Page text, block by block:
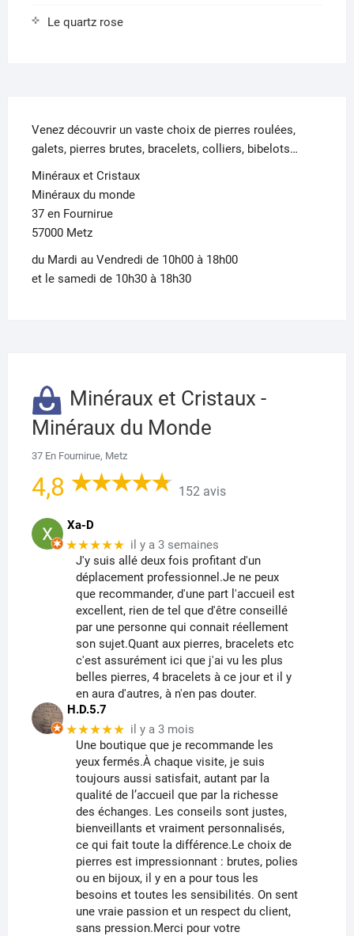
Le quartz rose
Venez découvrir un vaste choix de pierres roulées,
galets, pierres brutes, bracelets, colliers, bibelots…
Minéraux et Cristaux
Minéraux du monde
37 en Fournirue
57000 Metz
du Mardi au Vendredi de 10h00 à 18h00
et le samedi de 10h30 à 18h30
Minéraux et Cristaux -
Minéraux du Monde
37 En Fournirue, Metz
4,8 152 avis
Xa-D
★★★★★ il y a 3 semaines
J'y suis allé deux fois profitant d'un
déplacement professionnel.Je ne peux
que recommander, d'une part l'accueil est
excellent, rien de tel que d'être conseillé
par une personne qui connait réellement
son sujet.Quant aux pierres, bracelets etc
c'est assurément ici que j'ai vu les plus
belles pierres, 4 bracelets à ce jour et il y
en aura d'autres, à n'en pas douter.
H.D.5.7
★★★★★ il y a 3 mois
Une boutique que je recommande les
yeux fermés.À chaque visite, je suis
toujours aussi satisfait, autant par la
qualité de l’accueil que par la richesse
des échanges. Les conseils sont justes,
bienveillants et vraiment personnalisés,
ce qui fait toute la différence.Le choix de
pierres est impressionnant : brutes, polies
ou en bijoux, il y en a pour tous les
besoins et toutes les sensibilités. On sent
une vraie passion et un respect du client,
sans pression.Merci pour votre